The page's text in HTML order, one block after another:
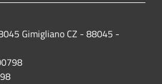
Gimigliano CZ - 88045 -